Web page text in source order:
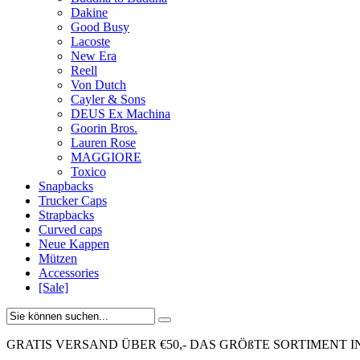
Dakine
Good Busy
Lacoste
New Era
Reell
Von Dutch
Cayler & Sons
DEUS Ex Machina
Goorin Bros.
Lauren Rose
MAGGIORE
Toxico
Snapbacks
Trucker Caps
Strapbacks
Curved caps
Neue Kappen
Mützen
Accessories
[Sale]
GRATIS VERSAND ÜBER €50,- DAS GRÖßTE SORTIMENT